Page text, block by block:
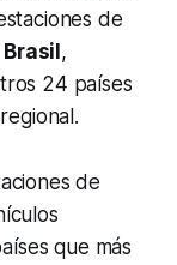
de
Brasil,
24 países
de
que más